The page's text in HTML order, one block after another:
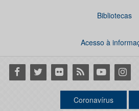
Bibliotecas
Acesso à
Facebook
Twitter Flickr RSS Youtube
Coronavírus